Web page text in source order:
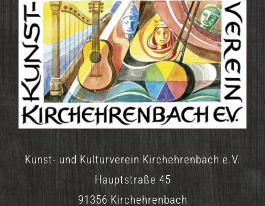
Kunst- und Kulturverein Kirchehrenbach e.V.
Hauptstraße 45
91356 Kirchehrenbach